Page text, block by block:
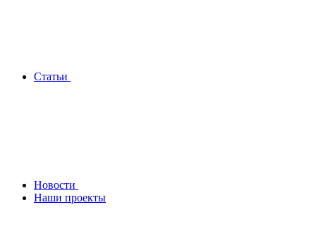
Статьи
Новости
Наши проекты